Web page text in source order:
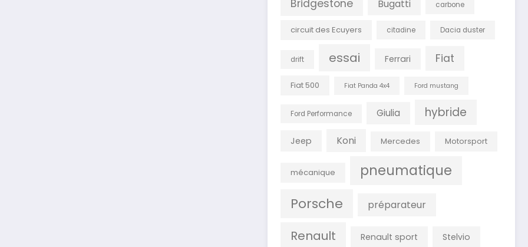
Bridgestone Bugatti carbone
circuit des Ecuyers citadine Dacia duster
drift essai Ferrari Fiat
Fiat 500 Fiat Panda 4x4 Ford mustang
Ford Performance Giulia hybride
Jeep Koni Mercedes Motorsport
mécanique pneumatique
Porsche préparateur
Renault Renault sport Stelvio